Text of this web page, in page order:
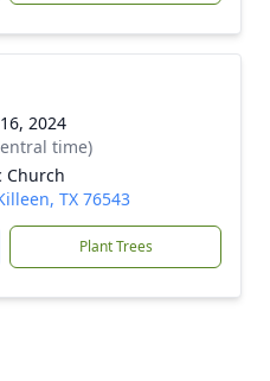
2024
time)
Church
TX 76543
Plant Trees